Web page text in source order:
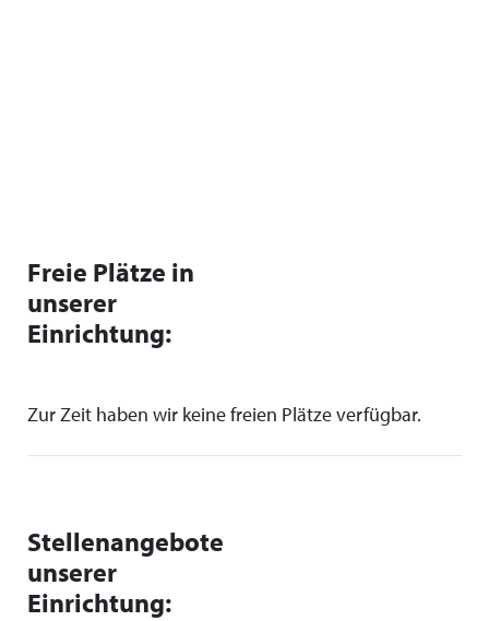
Freie Plätze in
unserer
Einrichtung:
Zur Zeit haben wir keine freien Plätze verfügbar.
Stellenangebote
unserer
Einrichtung: